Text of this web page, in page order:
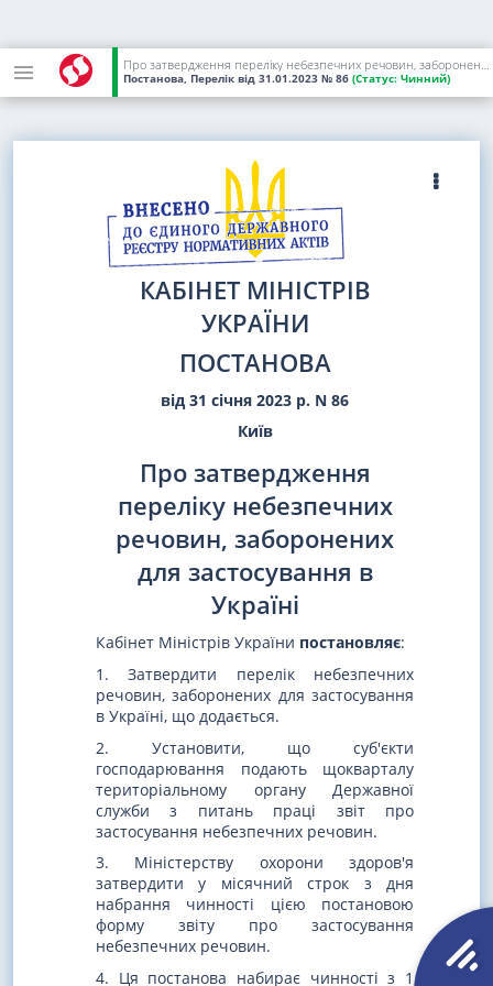
Про затвердження переліку небезпечних речовин, заборонених для застосування в Україні
Постанова, Перелік від 31.01.2023 № 86 (Статус: Чинний)
КАБІНЕТ МІНІСТРІВ
УКРАЇНИ
ПОСТАНОВА
від 31 січня 2023 р. N 86
Київ
Про затвердження
переліку небезпечних
речовин, заборонених
для застосування в
Україні
Кабінет Міністрів України постановляє:
1. Затвердити перелік небезпечних
речовин, заборонених для застосування
в Україні, що додається.
2. Установити, що суб'єкти
господарювання подають щокварталу
територіальному органу Державної
служби з питань праці звіт про
застосування небезпечних речовин.
3. Міністерству охорони здоров'я
затвердити у місячний строк з дня
набрання чинності цією постановою
форму звіту про застосування
небезпечних речовин.
4. Ця постанова набирає чинності з 1